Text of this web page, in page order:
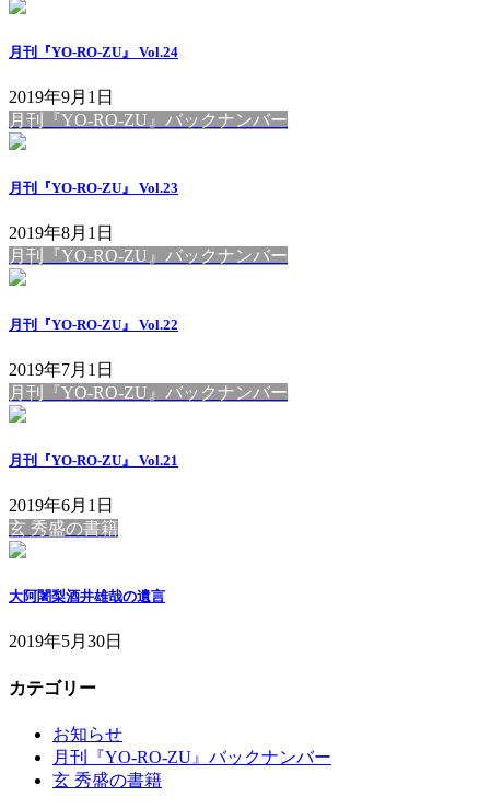
月刊『YO-RO-ZU』 Vol.24
2019年9月1日
月刊『YO-RO-ZU』バックナンバー
月刊『YO-RO-ZU』 Vol.23
2019年8月1日
月刊『YO-RO-ZU』バックナンバー
月刊『YO-RO-ZU』 Vol.22
2019年7月1日
月刊『YO-RO-ZU』バックナンバー
月刊『YO-RO-ZU』 Vol.21
2019年6月1日
玄 秀盛の書籍
大阿闍梨酒井雄哉の遺言
2019年5月30日
カテゴリー
お知らせ
月刊『YO-RO-ZU』バックナンバー
玄 秀盛の書籍